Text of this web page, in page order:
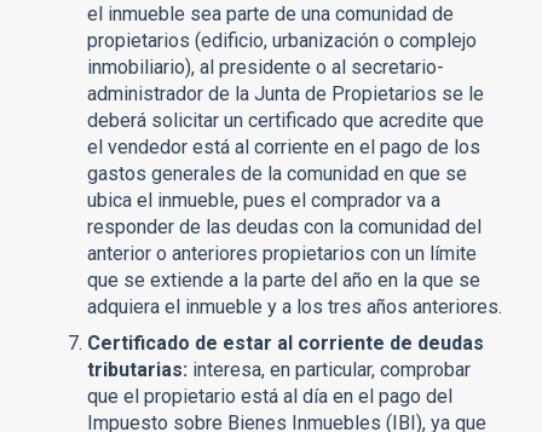
el inmueble sea parte de una comunidad de
propietarios (edificio, urbanización o complejo
inmobiliario), al presidente o al secretario-
administrador de la Junta de Propietarios se le
deberá solicitar un certificado que acredite que
el vendedor está al corriente en el pago de los
gastos generales de la comunidad en que se
ubica el inmueble, pues el comprador va a
responder de las deudas con la comunidad del
anterior o anteriores propietarios con un límite
que se extiende a la parte del año en la que se
adquiera el inmueble y a los tres años anteriores.
Certificado de estar al corriente de deudas
tributarias: interesa, en particular, comprobar
que el propietario está al día en el pago del
Impuesto sobre Bienes Inmuebles (IBI), ya que